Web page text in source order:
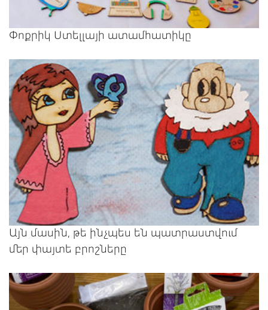
Փոքրիկ Ստելլայի ատամհատիկը
Այն մասին, թե ինչպես են պատրաստվում
մեր փայտե բրոշները